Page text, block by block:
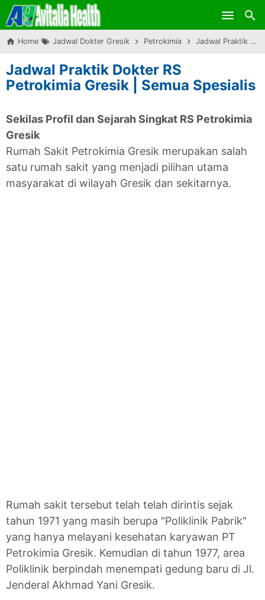
Skip to main content
Home Jadwal Dokter Gresik Petrokimia Jadwal Praktik Dokter RS Petrokimia Gresik | Semua Spesialis
Jadwal Praktik Dokter RS
Petrokimia Gresik | Semua Spesialis
Sekilas Profil dan Sejarah Singkat RS Petrokimia
Gresik
Rumah Sakit Petrokimia Gresik merupakan salah
satu rumah sakit yang menjadi pilihan utama
masyarakat di wilayah Gresik dan sekitarnya.
Rumah sakit tersebut telah telah dirintis sejak
tahun 1971 yang masih berupa "Poliklinik Pabrik"
yang hanya melayani kesehatan karyawan PT
Petrokimia Gresik. Kemudian di tahun 1977, area
Poliklinik berpindah menempati gedung baru di Jl.
Jenderal Akhmad Yani Gresik.